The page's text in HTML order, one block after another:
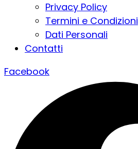
Privacy Policy
Termini e Condizioni
Dati Personali
Contatti
Facebook